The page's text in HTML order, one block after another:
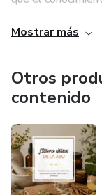
Mostrar más
Otros
contenido